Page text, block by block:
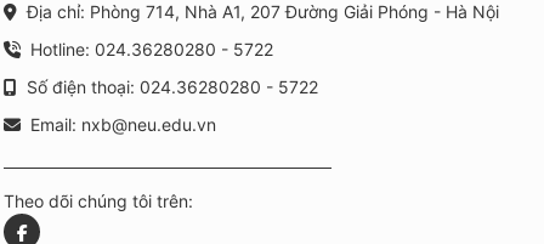
Địa chỉ: Phòng 714, Nhà A1, 207 Đường Giải Phóng - Hà Nội
Hotline: 024.36280280 - 5722
Số điện thoại: 024.36280280 - 5722
Email: nxb@neu.edu.vn
Theo dõi chúng tôi trên: